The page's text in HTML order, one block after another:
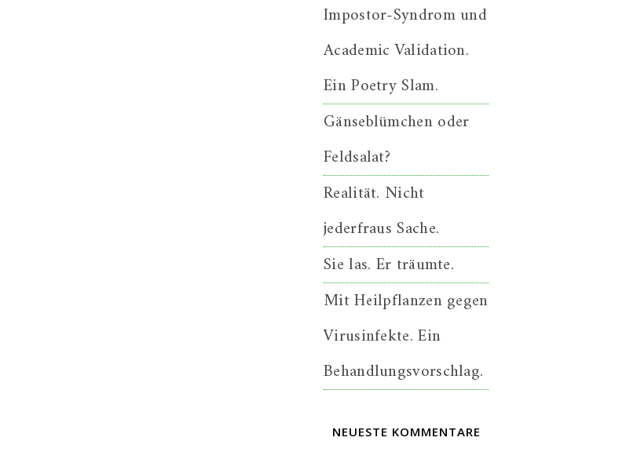
Impostor-Syndrom und
Academic Validation.
Ein Poetry Slam.
Gänseblümchen oder
Feldsalat?
Realität. Nicht
jederfraus Sache.
Sie las. Er träumte.
Mit Heilpflanzen gegen
Virusinfekte. Ein
Behandlungsvorschlag.
NEUESTE KOMMENTARE